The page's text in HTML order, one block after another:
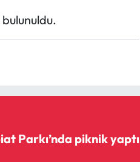
bulunuldu.
Parkı’nda piknik yaptı